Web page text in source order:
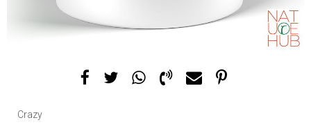
Crazy